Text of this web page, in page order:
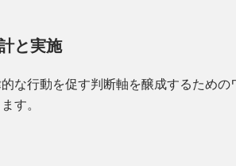
と実施
な行動を促す判断軸を醸成するための
す。